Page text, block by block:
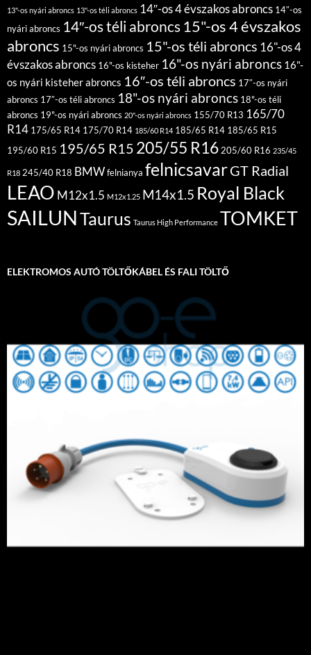
13"-os nyári abroncs 13"-os téli abroncs 14″-os 4 évszakos abroncs 14″-os
nyári abroncs 14″-os téli abroncs15"-os 4 évszakos
abroncs 15"-os nyári abroncs 15"-os téli abroncs 16"-os 4
évszakos abroncs 16"-os kisteher 16"-os nyári abroncs 16"-
os nyári kisteher abroncs 16″-os téli abroncs 17″-os nyári
abroncs 17″-os téli abroncs 18"-os nyári abroncs 18"-os téli
abroncs 19"-os nyári abroncs 20"-os nyári abroncs 155/70 R13 165/70
R14 175/65 R14 175/70 R14 185/60 R14 185/65 R14 185/65 R15
195/60 R15 195/65 R15 205/55 R16 205/60 R16 235/45
R18 245/40 R18 BMWfelnianya felnicsavarGT Radial
LEAO M12x1.5 M12x1.25 M14x1.5 Royal Black
SAILUNTaurus Taurus High Performance TOMKET
ELEKTROMOS AUTÓ TÖLTŐKÁBEL ÉS FALI TÖLTŐ